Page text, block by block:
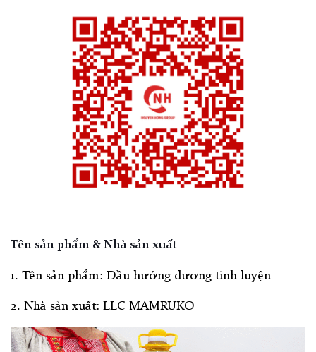
Tên sản phẩm & Nhà sản xuất
1. Tên sản phẩm: Dầu hướng dương tinh luyện
2. Nhà sản xuất: LLC MAMRUKO